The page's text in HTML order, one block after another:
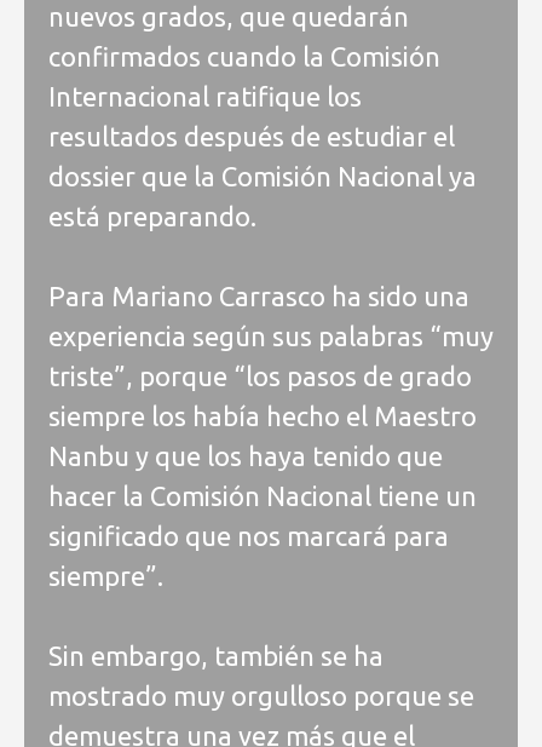
nuevos grados, que quedarán
confirmados cuando la Comisión
Internacional ratifique los
resultados después de estudiar el
dossier que la Comisión Nacional ya
está preparando.
Para Mariano Carrasco ha sido una
experiencia según sus palabras “muy
triste”, porque “los pasos de grado
siempre los había hecho el Maestro
Nanbu y que los haya tenido que
hacer la Comisión Nacional tiene un
significado que nos marcará para
siempre”.
Sin embargo, también se ha
mostrado muy orgulloso porque se
demuestra una vez más que el